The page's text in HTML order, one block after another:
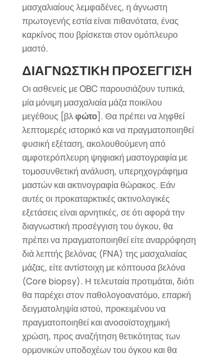
μασχαλιαίους λεμφαδένες, η άγνωστη
πρωτογενής εστία είναι πιθανότατα, ένας
καρκίνος που βρίσκεται στον ομόπλευρο
μαστό.
ΔΙΑΓΝΩΣΤΙΚΗ ΠΡΟΣΕΓΓΙΣΗ
Οι ασθενείς με OBC παρουσιάζουν τυπικά,
μία μόνιμη μασχαλιαία μάζα ποικίλου
μεγέθους [βλφώτο]. Θα πρέπει να ληφθεί
λεπτομερές ιστορικό και να πραγματοποιηθεί
φυσική εξέταση, ακολουθούμενη από
αμφοτερόπλευρη ψηφιακή μαστογραφία με
τομοσυνθετική ανάλυση, υπερηχογράφημα
μαστών και ακτινογραφία θώρακος. Εάν
αυτές οι προκαταρκτικές ακτινολογικές
εξετάσεις είναι αρνητικές, σε ότι αφορά την
διαγνωστική προσέγγιση του όγκου, θα
πρέπει να πραγματοποιηθεί είτε αναρρόφηση
διά λεπτής βελόνας (FNA) της μασχαλιαίας
μάζας, είτε αντίστοιχη με κόπτουσα βελόνα
(Core biopsy). Η τελευταία προτιμάται, διότι
θα παρέχει στον παθολογοανατόμο, επαρκή
δειγματοληψία ιστού, προκειμένου να
πραγματοποιηθεί και ανοσοϊστοχημική
χρώση, προς αναζήτηση θετικότητας των
ορμονικών υποδοχέων του όγκου και θα